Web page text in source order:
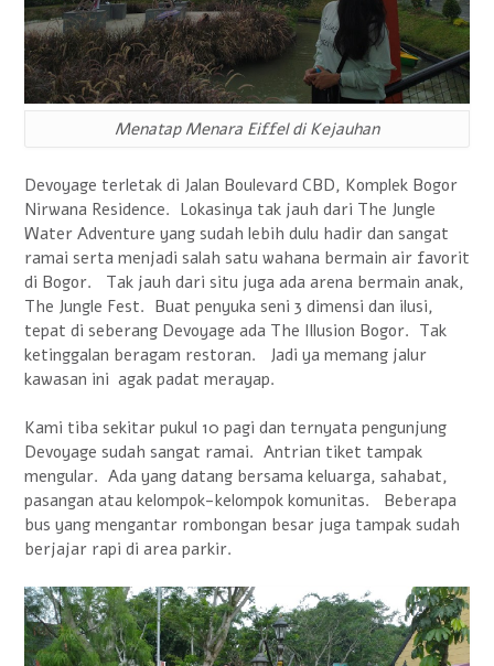
Menatap Menara Eiffel di Kejauhan
Devoyage terletak di Jalan Boulevard CBD, Komplek Bogor
Nirwana Residence. Lokasinya tak jauh dari The Jungle
Water Adventure yang sudah lebih dulu hadir dan sangat
ramai serta menjadi salah satu wahana bermain air favorit
di Bogor. Tak jauh dari situ juga ada arena bermain anak,
The Jungle Fest. Buat penyuka seni 3 dimensi dan ilusi,
tepat di seberang Devoyage ada The Illusion Bogor. Tak
ketinggalan beragam restoran. Jadi ya memang jalur
kawasan ini agak padat merayap.
Kami tiba sekitar pukul 10 pagi dan ternyata pengunjung
Devoyage sudah sangat ramai. Antrian tiket tampak
mengular. Ada yang datang bersama keluarga, sahabat,
pasangan atau kelompok-kelompok komunitas. Beberapa
bus yang mengantar rombongan besar juga tampak sudah
berjajar rapi di area parkir.